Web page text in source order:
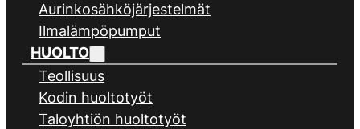
Aurinkosähköjärjestelmät
Ilmalämpöpumput
HUOLTO
Teollisuus
Kodin huoltotyöt
Taloyhtiön huoltotyöt